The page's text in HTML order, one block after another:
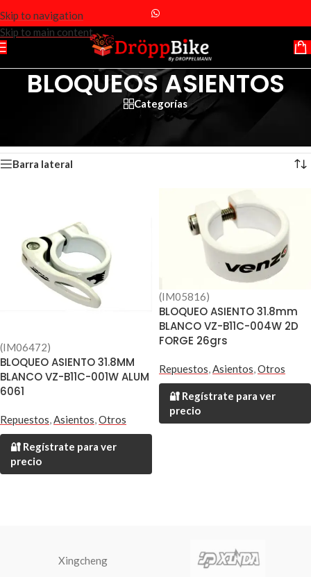
Skip to navigation
Skip to main content
BLOQUEOS ASIENTOS
Categorías
Productos etiquetados “BLOQUEOS ASIENTOS”
Barra lateral
(IM06472)
BLOQUEO ASIENTO 31.8MM
BLANCO VZ-B11C-001W ALUM
6061
Repuestos,Asientos,Otros
🔐 Regístrate para ver
precio
(IM05816)
BLOQUEO ASIENTO 31.8mm
BLANCO VZ-B11C-004W 2D
FORGE 26grs
Repuestos,Asientos,Otros
🔐 Regístrate para ver
precio
Xingcheng